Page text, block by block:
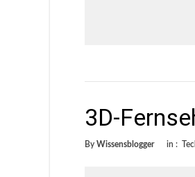
3D-
By Wissensblogger in :